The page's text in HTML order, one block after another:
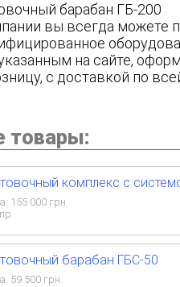
барабан ГБ-200
вы всегда можете
на сайте,
с доставкой по
товары:
комплекс с
155 000 грн.
барабан ГБС-50
59 500 грн.